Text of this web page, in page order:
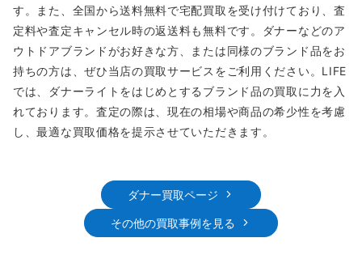
す。また、全国から送料無料で宅配買取を受け付けており、査
定料や査定キャンセル時の返送料も無料です。ダナーなどのア
ウトドアブランドがお好きな方、または同様のブランド品をお
持ちの方は、ぜひ当店の買取サービスをご利用ください。LIFE
では、ダナーライトをはじめとするブランド品の買取に力を入
れております。査定の際は、現在の相場や商品の希少性を考慮
し、最適な買取価格を提示させていただきます。
ダナー買取ページ
その他の買取事例を見る